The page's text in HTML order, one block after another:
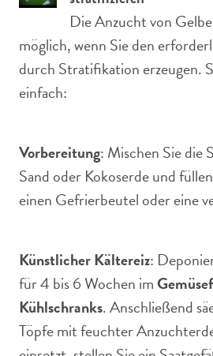
Die Anzucht von
möglich, wenn Sie den
durch Stratifikation erzeugen.
einfach:
Vorbereitung: Mischen Sie die
Sand oder Kokoserde und
einen Gefrierbeutel oder eine
Künstlicher Kältereiz:
für 4 bis 6 Wochen im
Kühlschranks. Anschließend
Töpfe mit feuchter